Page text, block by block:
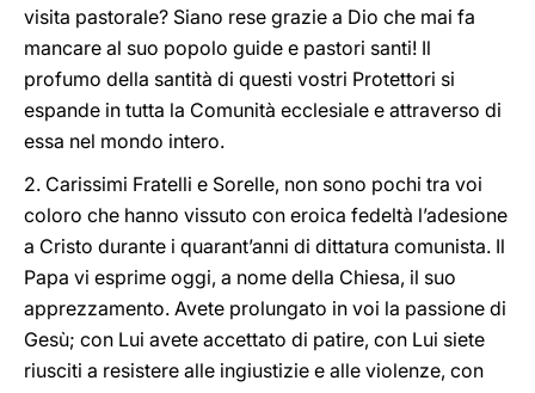
visita pastorale? Siano rese grazie a Dio che mai fa
mancare al suo popolo guide e pastori santi! Il
profumo della santità di questi vostri Protettori si
espande in tutta la Comunità ecclesiale e attraverso di
essa nel mondo intero.
2. Carissimi Fratelli e Sorelle, non sono pochi tra voi
coloro che hanno vissuto con eroica fedeltà l’adesione
a Cristo durante i quarant’anni di dittatura comunista. Il
Papa vi esprime oggi, a nome della Chiesa, il suo
apprezzamento. Avete prolungato in voi la passione di
Gesù; con Lui avete accettato di patire, con Lui siete
riusciti a resistere alle ingiustizie e alle violenze, con